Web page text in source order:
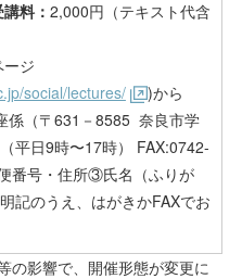
料： 2,000円（テキスト代含
ジ
social/lectures/
)から
係（〒631－8585 奈良市学
日9時〜17時） FAX:0742-
番号・住所③氏名（ふりが
のうえ、はがきかFAXでお
の影響で、開催形態が変更に